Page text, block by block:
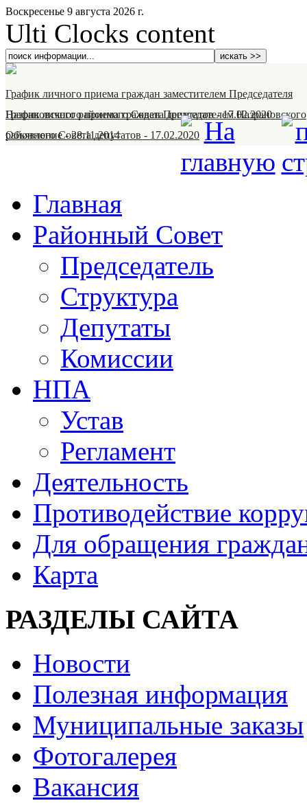
Воскресенье 9 августа 2026 г.
Ulti Clocks content
График личного приема граждан заместителем Председателя
Назрановского районного Совета депутатов-17.02.2020
График личного приема граждан Председателем Назрановского
районного Совета депутатов - 17.02.2020
Объявление-28.11.2014
Главная
Районный Совет
Председатель
Структура
Депутаты
Комиссии
НПА
Устав
Регламент
Деятельность
Противодействие
Для обращения
Карта
РАЗДЕЛЫ САЙТА
Новости
Полезная информация
Муниципальные заказы
Фотогалерея
Вакансия